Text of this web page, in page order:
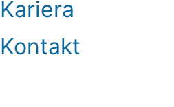
Kariera
Kontakt